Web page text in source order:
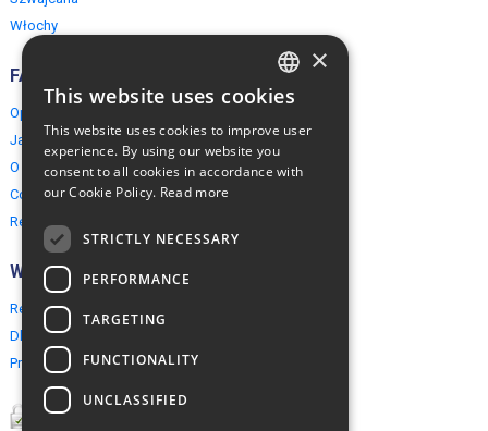
Włochy
FAQ
Opinie naszych klientów
Jak rezerwować?
O EuropeMountains.com
Cookies, Prywatność, Bezpieczeństwo
Regulamin
Współpraca
Rezerwacja grupowa
Dla agentów turystycznych
Program partnerski
ENGLISH
×
This website uses cookies
This website uses cookies to improve user
experience. By using our website you
consent to all cookies in accordance with
our Cookie Policy. Read more
STRICTLY NECESSARY
PERFORMANCE
TARGETING
FUNCTIONALITY
UNCLASSIFIED